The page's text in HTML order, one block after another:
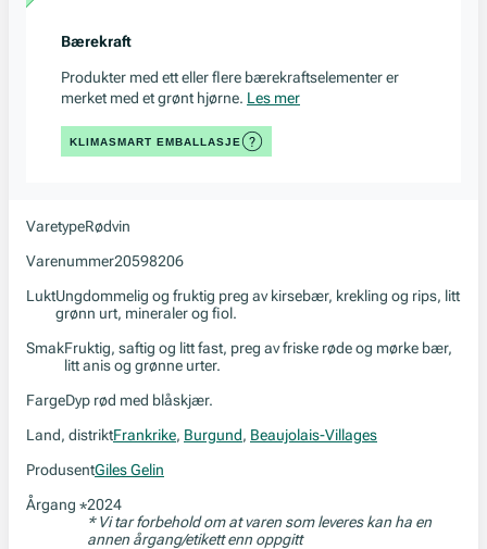
Bærekraft
Produkter med ett eller flere bærekraftselementer er
merket med et grønt hjørne. Les mer
KLIMASMART EMBALLASJE
VaretypeRødvin
Varenummer20598206
LuktUngdommelig og fruktig preg av kirsebær, krekling og rips, litt
grønn urt, mineraler og fiol.
SmakFruktig, saftig og litt fast, preg av friske røde og mørke bær,
litt anis og grønne urter.
FargeDyp rød med blåskjær.
Land, distriktFrankrike, Burgund, Beaujolais-Villages
ProdusentGiles Gelin
Årgang *2024
* Vi tar forbehold om at varen som leveres kan ha en
annen årgang/etikett enn oppgitt